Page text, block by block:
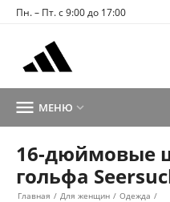
Пн. – Пт. с 9:00 до 17:00
 МЕНЮ 
16-дюймовые
гольфа
Главная / Для женщин / Одежда /